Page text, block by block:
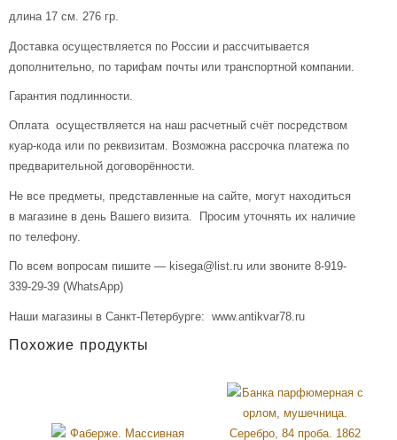
длина 17 см. 276 гр.
Доставка осуществляется по России и рассчитывается
дополнительно, по тарифам почты или транспортной компании.
Гарантия подлинности.
Оплата осуществляется на наш расчетный счёт посредством
куар-кода или по реквизитам. Возможна рассрочка платежа по
предварительной договорённости.
Не все предметы, представленные на сайте, могут находиться
в магазине в день Вашего визита. Просим уточнять их наличие
по телефону.
По всем вопросам пишите — kisega@list.ru или звоните 8-919-
339-29-39 (WhatsApp)
Наши магазины в Санкт-Петербурге: www.antikvar78.ru
Похожие продукты